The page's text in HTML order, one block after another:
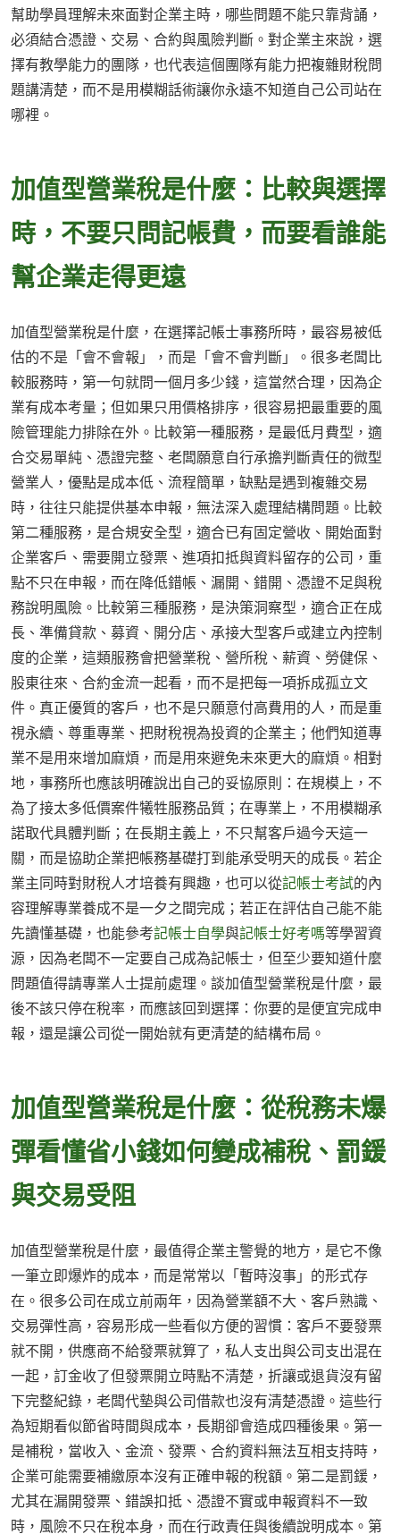
幫助學員理解未來面對企業主時，哪些問題不能只靠背誦，
必須結合憑證、交易、合約與風險判斷。對企業主來說，選
擇有教學能力的團隊，也代表這個團隊有能力把複雜財稅問
題講清楚，而不是用模糊話術讓你永遠不知道自己公司站在
哪裡。
加值型營業稅是什麼：比較與選擇
時，不要只問記帳費，而要看誰能
幫企業走得更遠
加值型營業稅是什麼，在選擇記帳士事務所時，最容易被低
估的不是「會不會報」，而是「會不會判斷」。很多老闆比
較服務時，第一句就問一個月多少錢，這當然合理，因為企
業有成本考量；但如果只用價格排序，很容易把最重要的風
險管理能力排除在外。比較第一種服務，是最低月費型，適
合交易單純、憑證完整、老闆願意自行承擔判斷責任的微型
營業人，優點是成本低、流程簡單，缺點是遇到複雜交易
時，往往只能提供基本申報，無法深入處理結構問題。比較
第二種服務，是合規安全型，適合已有固定營收、開始面對
企業客戶、需要開立發票、進項扣抵與資料留存的公司，重
點不只在申報，而在降低錯帳、漏開、錯開、憑證不足與稅
務說明風險。比較第三種服務，是決策洞察型，適合正在成
長、準備貸款、募資、開分店、承接大型客戶或建立內控制
度的企業，這類服務會把營業稅、營所稅、薪資、勞健保、
股東往來、合約金流一起看，而不是把每一項拆成孤立文
件。真正優質的客戶，也不是只願意付高費用的人，而是重
視永續、尊重專業、把財稅視為投資的企業主；他們知道專
業不是用來增加麻煩，而是用來避免未來更大的麻煩。相對
地，事務所也應該明確說出自己的妥協原則：在規模上，不
為了接太多低價案件犧牲服務品質；在專業上，不用模糊承
諾取代具體判斷；在長期主義上，不只幫客戶過今天這一
關，而是協助企業把帳務基礎打到能承受明天的成長。若企
業主同時對財稅人才培養有興趣，也可以從記帳士考試的內
容理解專業養成不是一夕之間完成；若正在評估自己能不能
先讀懂基礎，也能參考記帳士自學與記帳士好考嗎等學習資
源，因為老闆不一定要自己成為記帳士，但至少要知道什麼
問題值得請專業人士提前處理。談加值型營業稅是什麼，最
後不該只停在稅率，而應該回到選擇：你要的是便宜完成申
報，還是讓公司從一開始就有更清楚的結構布局。
加值型營業稅是什麼：從稅務未爆
彈看懂省小錢如何變成補稅、罰鍰
與交易受阻
加值型營業稅是什麼，最值得企業主警覺的地方，是它不像
一筆立即爆炸的成本，而是常常以「暫時沒事」的形式存
在。很多公司在成立前兩年，因為營業額不大、客戶熟識、
交易彈性高，容易形成一些看似方便的習慣：客戶不要發票
就不開，供應商不給發票就算了，私人支出與公司支出混在
一起，訂金收了但發票開立時點不清楚，折讓或退貨沒有留
下完整紀錄，老闆代墊與公司借款也沒有清楚憑證。這些行
為短期看似節省時間與成本，長期卻會造成四種後果。第一
是補稅，當收入、金流、發票、合約資料無法互相支持時，
企業可能需要補繳原本沒有正確申報的稅額。第二是罰鍰，
尤其在漏開發票、錯誤扣抵、憑證不實或申報資料不一致
時，風險不只在稅本身，而在行政責任與後續說明成本。第